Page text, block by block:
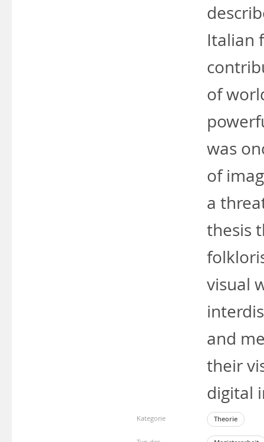
Italian
of
was
of
a
thesis
visual
and
their
digital
Kategorie Theorie